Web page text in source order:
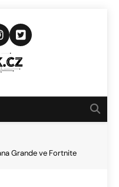
Novinkám
Grande ve Fortnite